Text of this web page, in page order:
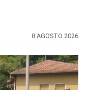
8 AGOSTO 2026